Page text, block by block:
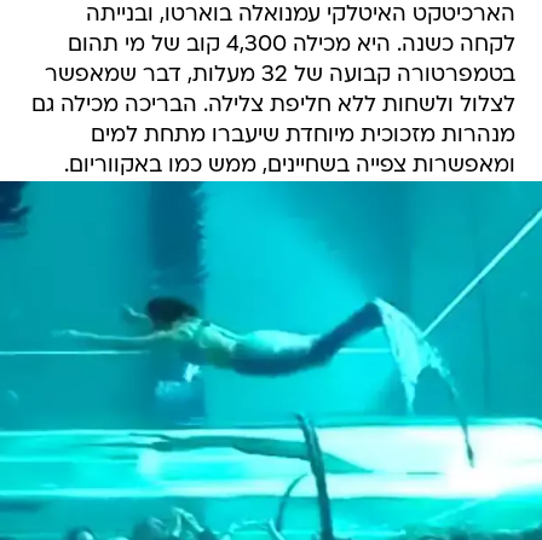
הארכיטקט האיטלקי עמנואלה בוארטו, ובנייתה
לקחה כשנה. היא מכילה 4,300 קוב של מי תהום
בטמפרטורה קבועה של 32 מעלות, דבר שמאפשר
לצלול ולשחות ללא חליפת צלילה. הבריכה מכילה גם
מנהרות מזכוכית מיוחדת שיעברו מתחת למים
ומאפשרות צפייה בשחיינים, ממש כמו באקווריום.